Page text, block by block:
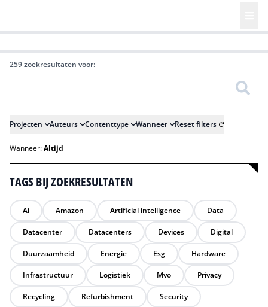
259 zoekresultaten voor:
Projecten Auteurs Contenttype Wanneer Reset filters
Wanneer:Altijd
TAGS BIJ ZOEKRESULTATEN
Ai Amazon Artificial intelligence Data
Datacenter Datacenters Devices Digital
Duurzaamheid Energie Esg Hardware
Infrastructuur Logistiek Mvo Privacy
Recycling Refurbishment Security